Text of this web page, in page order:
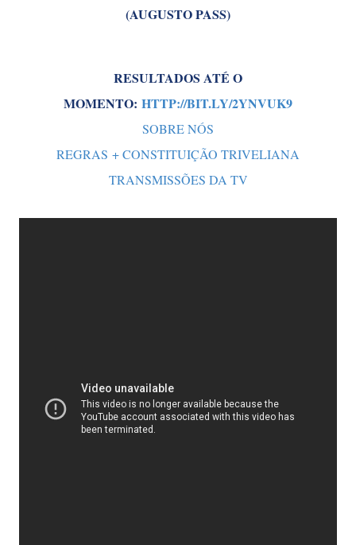
(AUGUSTO PASS)
RESULTADOS ATÉ O
MOMENTO: HTTP://BIT.LY/2YNVUK9
SOBRE NÓS
REGRAS + CONSTITUIÇÃO TRIVELIANA
TRANSMISSÕES DA TV